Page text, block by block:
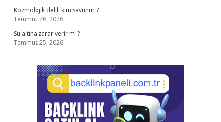
Kozmolojik delili kim savunur ?
Temmuz 26, 2026
Su altına zarar verir mi ?
Temmuz 25, 2026